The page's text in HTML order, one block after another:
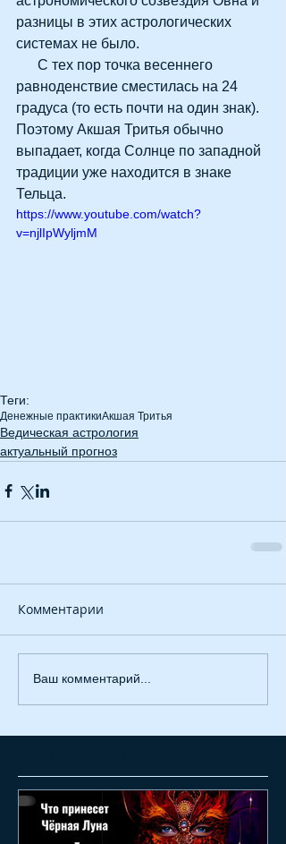
разницы в этих астрологических
системах не было.
равноденствие сместилась на 24
градуса (то есть почти на один знак).
Поэтому Акшая Тритья обычно
выпадает, когда Солнце по западной
традиции уже находится в знаке
Тельца.
https://www.youtube.com/watch?
v=njlIpWyljmM
Теги:
Денежные практикиАкшая Тритья
Ведическая астрология
актуальный прогноз
Комментарии
Ваш комментарий...